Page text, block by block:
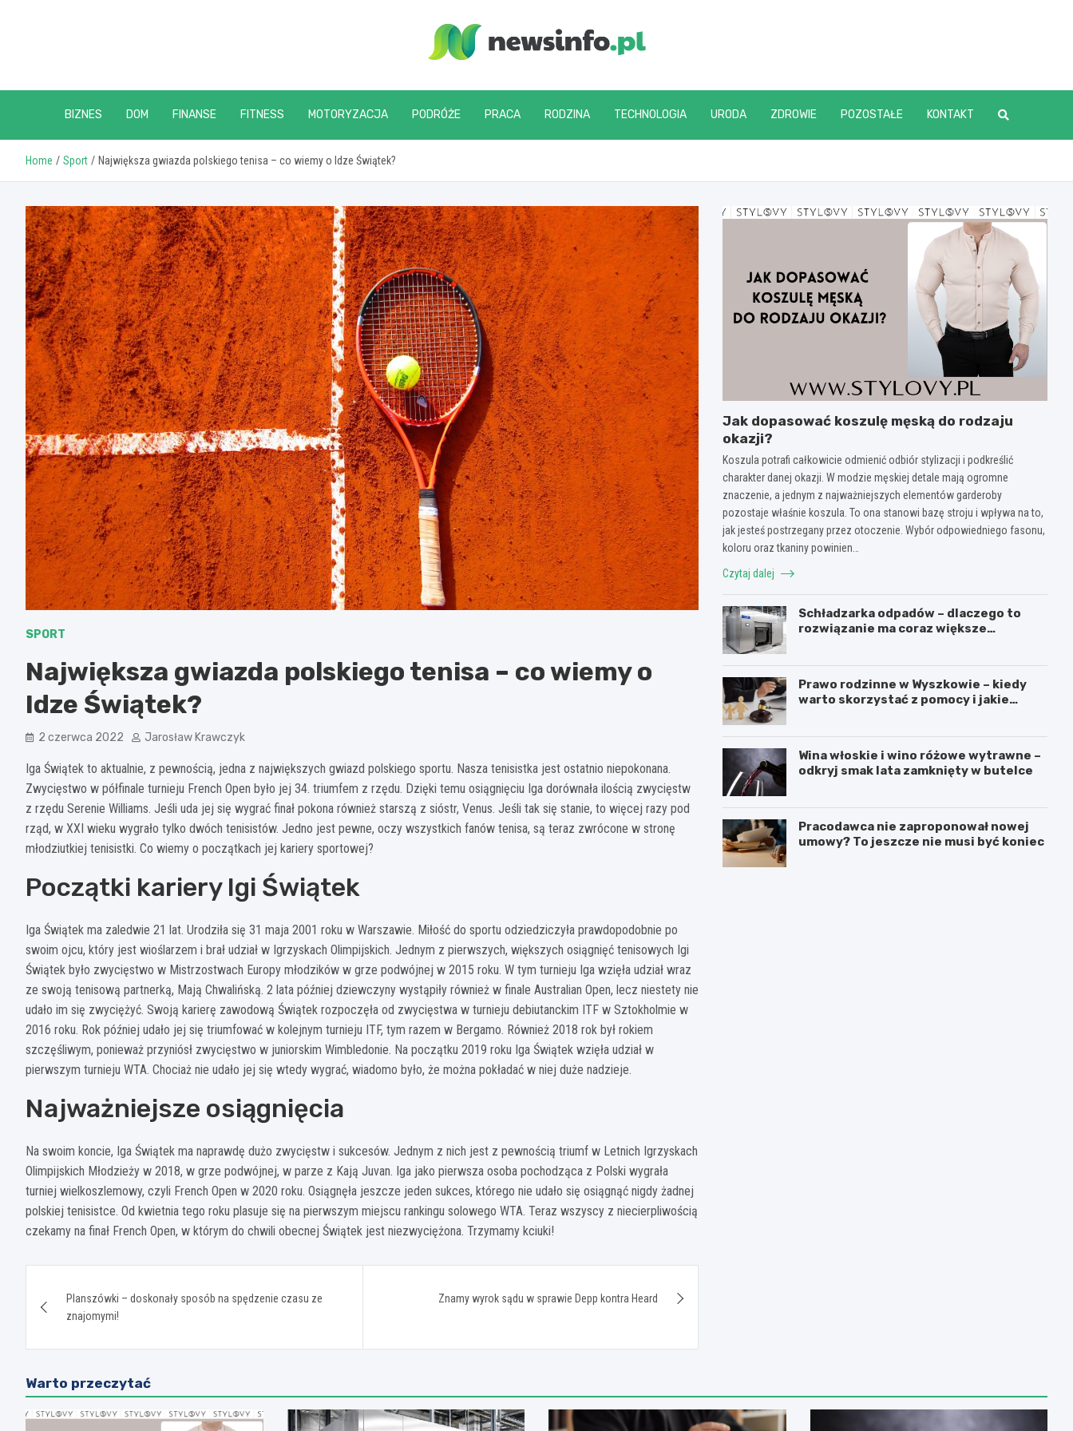
newsinfo.pl
BIZNES DOM FINANSE FITNESS MOTORYZACJA PODRÓŻE PRACA RODZINA TECHNOLOGIA URODA ZDROWIE POZOSTAŁE KONTAKT
Home Sport Największa gwiazda polskiego tenisa – co wiemy o Idze Świątek?
SPORT
Największa gwiazda polskiego tenisa – co wiemy o
Idze Świątek?
2 czerwca 2022 Jarosław Krawczyk
Iga Świątek to aktualnie, z pewnością, jedna z największych gwiazd polskiego sportu. Nasza tenisistka jest ostatnio niepokonana.
Zwycięstwo w półfinale turnieju French Open było jej 34. triumfem z rzędu. Dzięki temu osiągnięciu Iga dorównała ilością zwycięstw
z rzędu Serenie Williams. Jeśli uda jej się wygrać finał pokona również starszą z sióstr, Venus. Jeśli tak się stanie, to więcej razy pod
rząd, w XXI wieku wygrało tylko dwóch tenisistów. Jedno jest pewne, oczy wszystkich fanów tenisa, są teraz zwrócone w stronę
młodziutkiej tenisistki. Co wiemy o początkach jej kariery sportowej?
Początki kariery Igi Świątek
Iga Świątek ma zaledwie 21 lat. Urodziła się 31 maja 2001 roku w Warszawie. Miłość do sportu odziedziczyła prawdopodobnie po
swoim ojcu, który jest wioślarzem i brał udział w Igrzyskach Olimpijskich. Jednym z pierwszych, większych osiągnięć tenisowych Igi
Świątek było zwycięstwo w Mistrzostwach Europy młodzików w grze podwójnej w 2015 roku. W tym turnieju Iga wzięła udział wraz
ze swoją tenisową partnerką, Mają Chwalińską. 2 lata później dziewczyny wystąpiły również w finale Australian Open, lecz niestety nie
udało im się zwyciężyć. Swoją karierę zawodową Świątek rozpoczęła od zwycięstwa w turnieju debiutanckim ITF w Sztokholmie w
2016 roku. Rok później udało jej się triumfować w kolejnym turnieju ITF, tym razem w Bergamo. Również 2018 rok był rokiem
szczęśliwym, ponieważ przyniósł zwycięstwo w juniorskim Wimbledonie. Na początku 2019 roku Iga Świątek wzięła udział w
pierwszym turnieju WTA. Chociaż nie udało jej się wtedy wygrać, wiadomo było, że można pokładać w niej duże nadzieje.
Najważniejsze osiągnięcia
Na swoim koncie, Iga Świątek ma naprawdę dużo zwycięstw i sukcesów. Jednym z nich jest z pewnością triumf w Letnich Igrzyskach
Olimpijskich Młodzieży w 2018, w grze podwójnej, w parze z Kają Juvan. Iga jako pierwsza osoba pochodząca z Polski wygrała
turniej wielkoszlemowy, czyli French Open w 2020 roku. Osiągnęła jeszcze jeden sukces, którego nie udało się osiągnąć nigdy żadnej
polskiej tenisistce. Od kwietnia tego roku plasuje się na pierwszym miejscu rankingu solowego WTA. Teraz wszyscy z niecierpliwością
czekamy na finał French Open, w którym do chwili obecnej Świątek jest niezwyciężona. Trzymamy kciuki!
wpisuPlanszówki – doskonały sposób na spędzenie czasu ze
znajomymi!
Znamy wyrok sądu w sprawie Depp kontra Heard
Jak dopasować koszulę męską do rodzaju
okazji?
Koszula potrafi całkowicie odmienić odbiór stylizacji i podkreślić
charakter danej okazji. W modzie męskiej detale mają ogromne
znaczenie, a jednym z najważniejszych elementów garderoby
pozostaje właśnie koszula. To ona stanowi bazę stroju i wpływa na to,
jak jesteś postrzegany przez otoczenie. Wybór odpowiedniego fasonu,
koloru oraz tkaniny powinien…
Czytaj dalej
Schładzarka odpadów – dlaczego to
rozwiązanie ma coraz większe
Prawo rodzinne w Wyszkowie – kiedy
warto skorzystać z pomocy i jakie
Wina włoskie i wino różowe wytrawne –
odkryj smak lata zamknięty w butelce
Pracodawca nie zaproponował nowej
umowy? To jeszcze nie musi być koniec
Warto przeczytać